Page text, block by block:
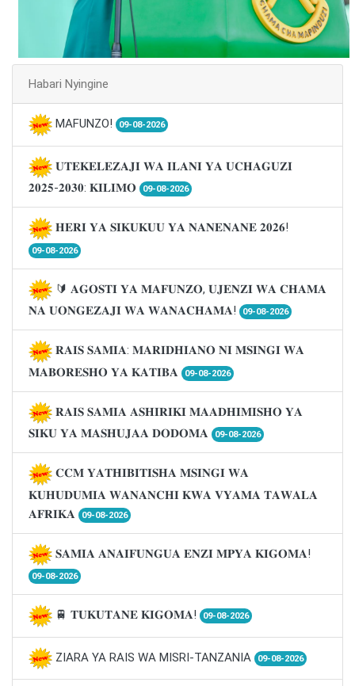
Habari Nyingine
MAFUNZO! 09-08-2026
𝐔𝐓𝐄𝐊𝐄𝐋𝐄𝐙𝐀𝐉𝐈 𝐖𝐀 𝐈𝐋𝐀𝐍𝐈 𝐘𝐀 𝐔𝐂𝐇𝐀𝐆𝐔𝐙𝐈
𝟐𝟎𝟐𝟓-𝟐𝟎𝟑𝟎: 𝐊𝐈𝐋𝐈𝐌𝐎
09-08-2026
𝐇𝐄𝐑𝐈 𝐘𝐀 𝐒𝐈𝐊𝐔𝐊𝐔𝐔 𝐘𝐀 𝐍𝐀𝐍𝐄𝐍𝐀𝐍𝐄 𝟐𝟎𝟐𝟔!
09-08-2026
🔰 𝐀𝐆𝐎𝐒𝐓𝐈 𝐘𝐀 𝐌𝐀𝐅𝐔𝐍𝐙𝐎, 𝐔𝐉𝐄𝐍𝐙𝐈 𝐖𝐀 𝐂𝐇𝐀𝐌𝐀
𝐍𝐀 𝐔𝐎𝐍𝐆𝐄𝐙𝐀𝐉𝐈 𝐖𝐀 𝐖𝐀𝐍𝐀𝐂𝐇𝐀𝐌𝐀!
09-08-2026
𝐑𝐀𝐈𝐒 𝐒𝐀𝐌𝐈𝐀: 𝐌𝐀𝐑𝐈𝐃𝐇𝐈𝐀𝐍𝐎 𝐍𝐈 𝐌𝐒𝐈𝐍𝐆𝐈 𝐖𝐀
𝐌𝐀𝐁𝐎𝐑𝐄𝐒𝐇𝐎 𝐘𝐀 𝐊𝐀𝐓𝐈𝐁𝐀
09-08-2026
𝐑𝐀𝐈𝐒 𝐒𝐀𝐌𝐈𝐀 𝐀𝐒𝐇𝐈𝐑𝐈𝐊𝐈 𝐌𝐀𝐀𝐃𝐇𝐈𝐌𝐈𝐒𝐇𝐎 𝐘𝐀
𝐒𝐈𝐊𝐔 𝐘𝐀 𝐌𝐀𝐒𝐇𝐔𝐉𝐀𝐀 𝐃𝐎𝐃𝐎𝐌𝐀
09-08-2026
𝐂𝐂𝐌 𝐘𝐀𝐓𝐇𝐈𝐁𝐈𝐓𝐈𝐒𝐇𝐀 𝐌𝐒𝐈𝐍𝐆𝐈 𝐖𝐀
𝐊𝐔𝐇𝐔𝐃𝐔𝐌𝐈𝐀 𝐖𝐀𝐍𝐀𝐍𝐂𝐇𝐈 𝐊𝐖𝐀 𝐕𝐘𝐀𝐌𝐀 𝐓𝐀𝐖𝐀𝐋𝐀
𝐀𝐅𝐑𝐈𝐊𝐀
09-08-2026
𝐒𝐀𝐌𝐈𝐀 𝐀𝐍𝐀𝐈𝐅𝐔𝐍𝐆𝐔𝐀 𝐄𝐍𝐙𝐈 𝐌𝐏𝐘𝐀 𝐊𝐈𝐆𝐎𝐌𝐀!
09-08-2026
🚆 𝐓𝐔𝐊𝐔𝐓𝐀𝐍𝐄 𝐊𝐈𝐆𝐎𝐌𝐀! 09-08-2026
ZIARA YA RAIS WA MISRI-TANZANIA 09-08-2026